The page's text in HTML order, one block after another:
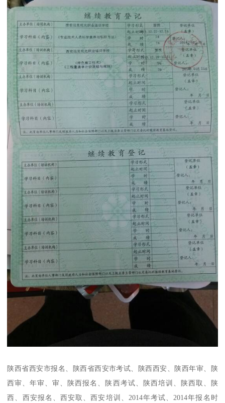
陕西省西安市报名、陕西省西安市考试、陕西西安、陕西年审、陕
西审、年审、审、陕西报名、陕西考试、陕西培训、陕西取、陕
西、西安报名、西安取、西安培训、2014年考试、2014年报名时